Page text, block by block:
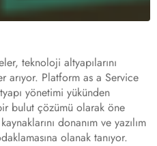
teknoloji altyapılarını
arıyor. Platform as a Service
yönetimi yükünden
bulut çözümü olarak öne
donanım ve yazılım
olanak tanıyor.